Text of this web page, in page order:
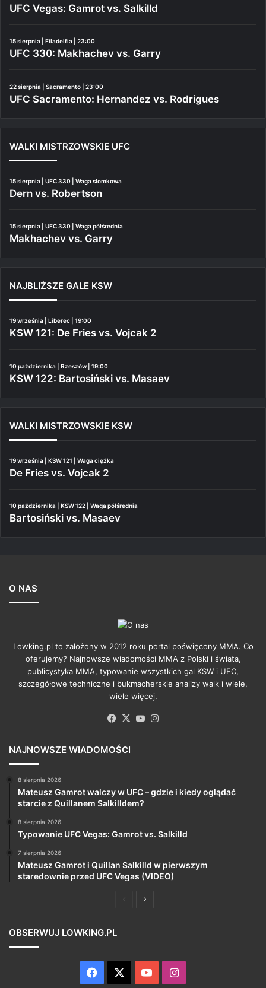
UFC Vegas: Gamrot vs. Salkilld
15 sierpnia | Filadelfia | 23:00
UFC 330: Makhachev vs. Garry
22 sierpnia | Sacramento | 23:00
UFC Sacramento: Hernandez vs. Rodrigues
WALKI MISTRZOWSKIE UFC
15 sierpnia | UFC 330 | Waga słomkowa
Dern vs. Robertson
15 sierpnia | UFC 330 | Waga półśrednia
Makhachev vs. Garry
NAJBLIŻSZE GALE KSW
19 września | Liberec | 19:00
KSW 121: De Fries vs. Vojcak 2
10 października | Rzeszów | 19:00
KSW 122: Bartosiński vs. Masaev
WALKI MISTRZOWSKIE KSW
19 września | KSW 121 | Waga ciężka
De Fries vs. Vojcak 2
10 października | KSW 122 | Waga półśrednia
Bartosiński vs. Masaev
O NAS
Lowking.pl to założony w 2012 roku portal poświęcony MMA. Co
oferujemy? Najnowsze wiadomości MMA z Polski i świata,
publicystyka MMA, typowanie wszystkich gal KSW i UFC,
szczegółowe techniczne i bukmacherskie analizy walk i wiele,
wiele więcej.
Facebook
X YouTube
NAJNOWSZE WIADOMOŚCI
8 sierpnia 2026
Mateusz Gamrot walczy w UFC – gdzie i kiedy oglądać
starcie z Quillanem Salkilldem?
8 sierpnia 2026
Typowanie UFC Vegas: Gamrot vs. Salkilld
7 sierpnia 2026
Mateusz Gamrot i Quillan Salkilld w pierwszym
staredownie przed UFC Vegas (VIDEO)
PoprzedniaNastępna
OBSERWUJ LOWKING.PL
Facebook YouTubeInstagram